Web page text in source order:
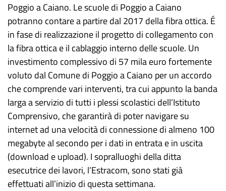
Poggio a Caiano. Le scuole di Poggio a Caiano
potranno contare a partire dal 2017 della fibra ottica. É
in fase di realizzazione il progetto di collegamento con
la fibra ottica e il cablaggio interno delle scuole. Un
investimento complessivo di 57 mila euro fortemente
voluto dal Comune di Poggio a Caiano per un accordo
che comprende vari interventi, tra cui appunto la banda
larga a servizio di tutti i plessi scolastici dell’Istituto
Comprensivo, che garantirà di poter navigare su
internet ad una velocità di connessione di almeno 100
megabyte al secondo per i dati in entrata e in uscita
(download e upload). I sopralluoghi della ditta
esecutrice dei lavori, l’Estracom, sono stati già
effettuati all’inizio di questa settimana.